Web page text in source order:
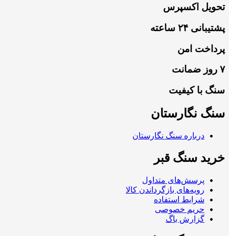
تحویل اکسپرس
پشتیبانی ۲۴ ساعته
پرداخت امن
۷ روز ضمانت
سنگ با کیفیت
سنگ نگارستان
درباره سنگ نگارستان
خرید سنگ قبر
پرسش‌های متداول
رویه‌های بازگرداندن کالا
شرایط استفاده
حریم خصوصی
گزارش باگ